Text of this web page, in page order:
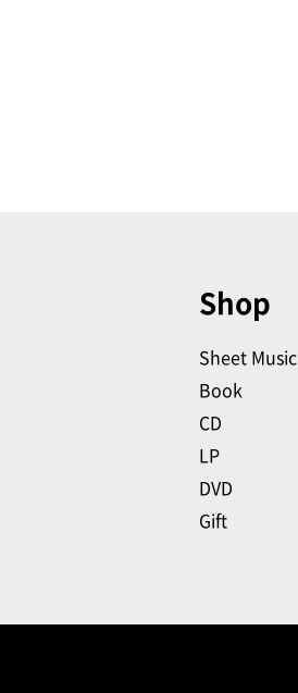
Shop
Sheet Music
Book
CD
LP
DVD
Gift